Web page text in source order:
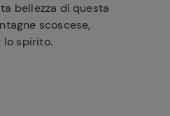
bellezza di questa
scoscese,
lo spirito.